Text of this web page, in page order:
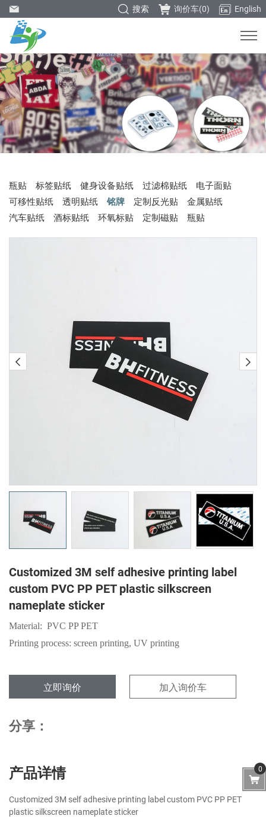
English
询价车(0)
搜索
瓶贴 标签贴纸 健身设备贴纸 过滤棉贴纸
电子面贴
可移性贴纸
透明贴纸 铭牌 定制反光贴
金属贴纸
汽车贴纸
酒标贴纸 环氧标贴 定制磁贴 瓶贴
Customized 3M self adhesive printing label
custom PVC PP PET plastic silkscreen
nameplate sticker
Material: PVC PP PET
Printing process: screen printing, UV printing
立即询价 加入询价车
分享：
产品详情
Customized 3M self adhesive printing label custom PVC PP PET
plastic silkscreen nameplate sticker
0